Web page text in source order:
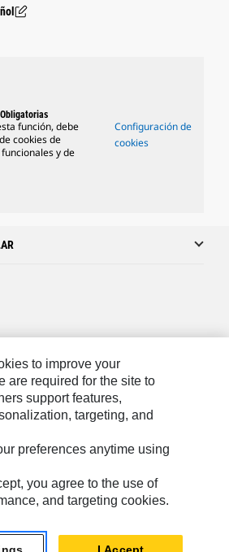
función, debe
cookies de
y de
Configuración de
cookies
Todos los derechos reservados.
to improve your
are required for the site to
support features,
targeting, and
preferences anytime using
you agree to the use of
and targeting cookies.